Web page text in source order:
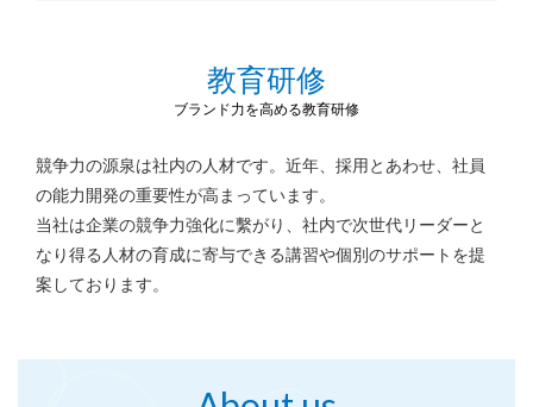
教育研修
ブランド力を高める教育研修
競争力の源泉は社内の人材です。近年、採用とあわせ、社員
の能力開発の重要性が高まっています。
当社は企業の競争力強化に繫がり、社内で次世代リーダーと
なり得る人材の育成に寄与できる講習や個別のサポートを提
案しております。